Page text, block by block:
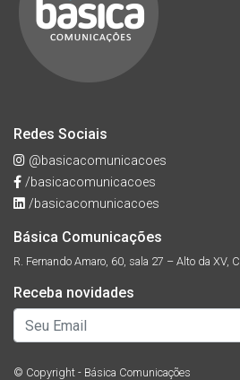
Redes Sociais
@basicacomunicacoes
/basicacomunicacoes
/basicacomunicacoes
Básica Comunicações
R. Fernando Amaro, 60, sala 27 – Alto da XV,
Receba novidades
© Copyright - Básica Comunicações